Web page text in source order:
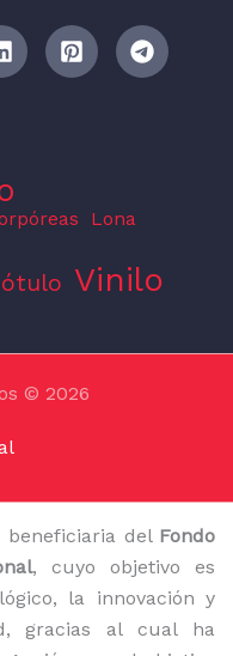
Lona
Vinilo
© 2026
del Fondo
, cuyo objetivo es
la innovación y
gracias al cual ha